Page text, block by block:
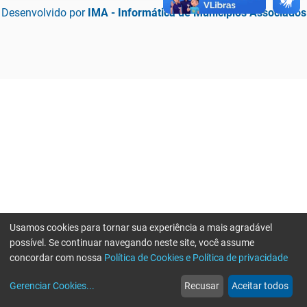
Desenvolvido por IMA - Informática de Municípios Associados
web
Notícias
more_horiz
Mais
Usamos cookies para tornar sua experiência a mais agradável
possível. Se continuar navegando neste site, você assume
concordar com nossa Política de Cookies e Política de privacidade
Gerenciar Cookies... Recusar Aceitar todos
Erro ao enviar informações, por favor tente novamente